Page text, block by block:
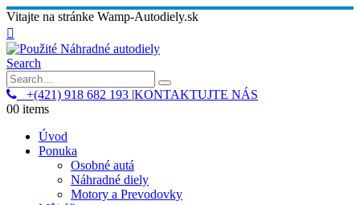
Vitajte na stránke Wamp-Autodiely.sk
Search
+(421) 918 682 193 |KONTAKTUJTE NÁS
00 items
Úvod
Ponuka
Osobné autá
Náhradné diely
Motory a Prevodovky